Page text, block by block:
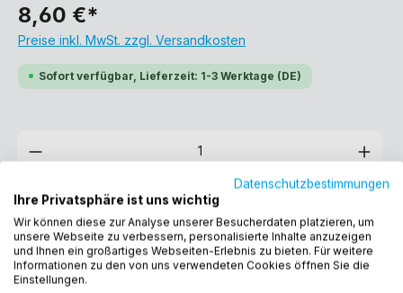
8,60 €*
Preise inkl. MwSt. zzgl. Versandkosten
Sofort verfügbar, Lieferzeit: 1-3 Werktage (DE)
In den Warenkorb
Produktnummer:12432
Datenschutzbestimmungen
Ihre Privatsphäre ist uns wichtig
Wir können diese zur Analyse unserer Besucherdaten platzieren, um
unsere Webseite zu verbessern, personalisierte Inhalte anzuzeigen
und Ihnen ein großartiges Webseiten-Erlebnis zu bieten. Für weitere
Informationen zu den von uns verwendeten Cookies öffnen Sie die
Einstellungen.